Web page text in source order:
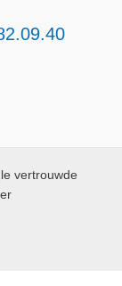
vertrouwde